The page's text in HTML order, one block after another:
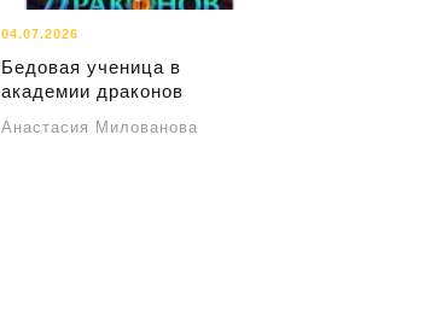
04.07.2026
Бедовая ученица в
академии драконов
Анастасия Милованова